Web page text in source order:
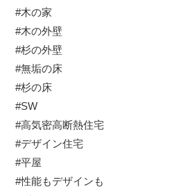
#木の家
#木の外壁
#杉の外壁
#無垢の床
#杉の床
#SW
#高気密高断熱住宅
#デザイン住宅
#平屋
#性能もデザインも